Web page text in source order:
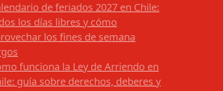
de feriados 2027 en Chile:
los días libres y cómo
los fines de semana
funciona la Ley de Arriendo en
guía sobre derechos, deberes y